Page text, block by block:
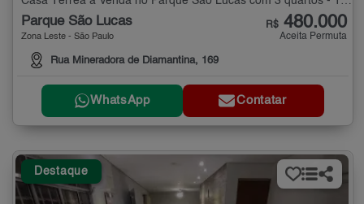
Parque São Lucas
Zona Leste - São Paulo
Rua Mineradora de Diamantina, 169
R$ 480.000
Aceita Permuta
WhatsApp Contatar
Destaque